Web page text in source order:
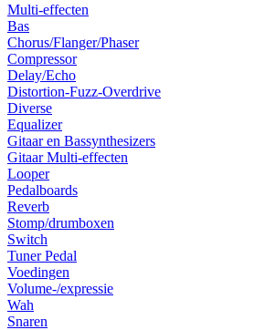
Multi-effecten
Bas
Chorus/Flanger/Phaser
Compressor
Delay/Echo
Distortion-Fuzz-Overdrive
Diverse
Equalizer
Gitaar en Bassynthesizers
Gitaar Multi-effecten
Looper
Pedalboards
Reverb
Stomp/drumboxen
Switch
Tuner Pedal
Voedingen
Volume-/expressie
Wah
Snaren